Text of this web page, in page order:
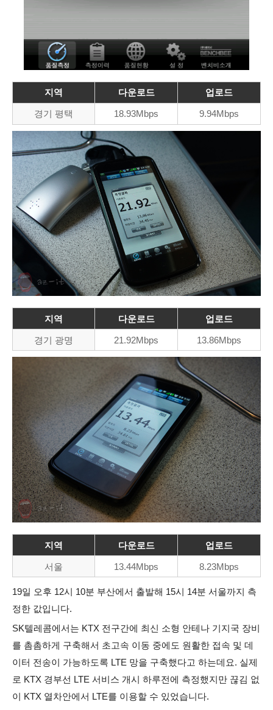
지역 다운로드 업로드
경기 평택 18.93Mbps 9.94Mbps
지역 다운로드 업로드
경기 광명 21.92Mbps 13.86Mbps
지역 다운로드 업로드
서울 13.44Mbps 8.23Mbps
19일 오후 12시 10분 부산에서 출발해 15시 14분 서울까지 측
정한 값입니다.
SK텔레콤에서는 KTX 전구간에 최신 소형 안테나 기지국 장비
를 촘촘하게 구축해서 초고속 이동 중에도 원활한 접속 및 데
이터 전송이 가능하도록 LTE 망을 구축했다고 하는데요. 실제
로 KTX 경부선 LTE 서비스 개시 하루전에 측정했지만 끊김 없
이 KTX 열차안에서 LTE를 이용할 수 있었습니다.